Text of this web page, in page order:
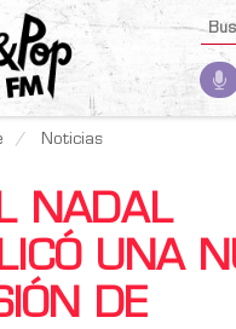
Noticias
NADAL
UNA
DE